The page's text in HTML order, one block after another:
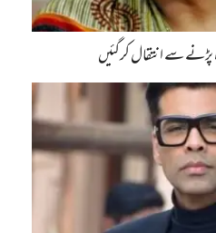
پڑنے سے انتقال کرگئیں